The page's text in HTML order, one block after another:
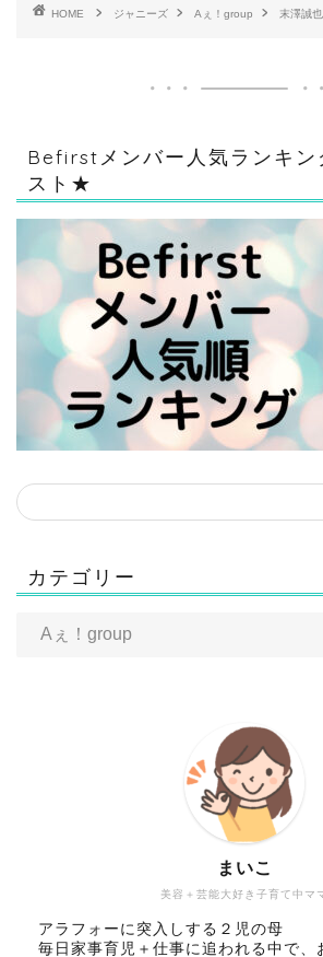
HOME ジャニーズ Aぇ！group 末澤誠也
Befirstメンバー人気ランキ
スト★
カテゴリー
美容＋芸能大好き子育て中マ
まいこ
アラフォーに突入しする２児の母
毎日家事育児＋仕事に追われる中で、